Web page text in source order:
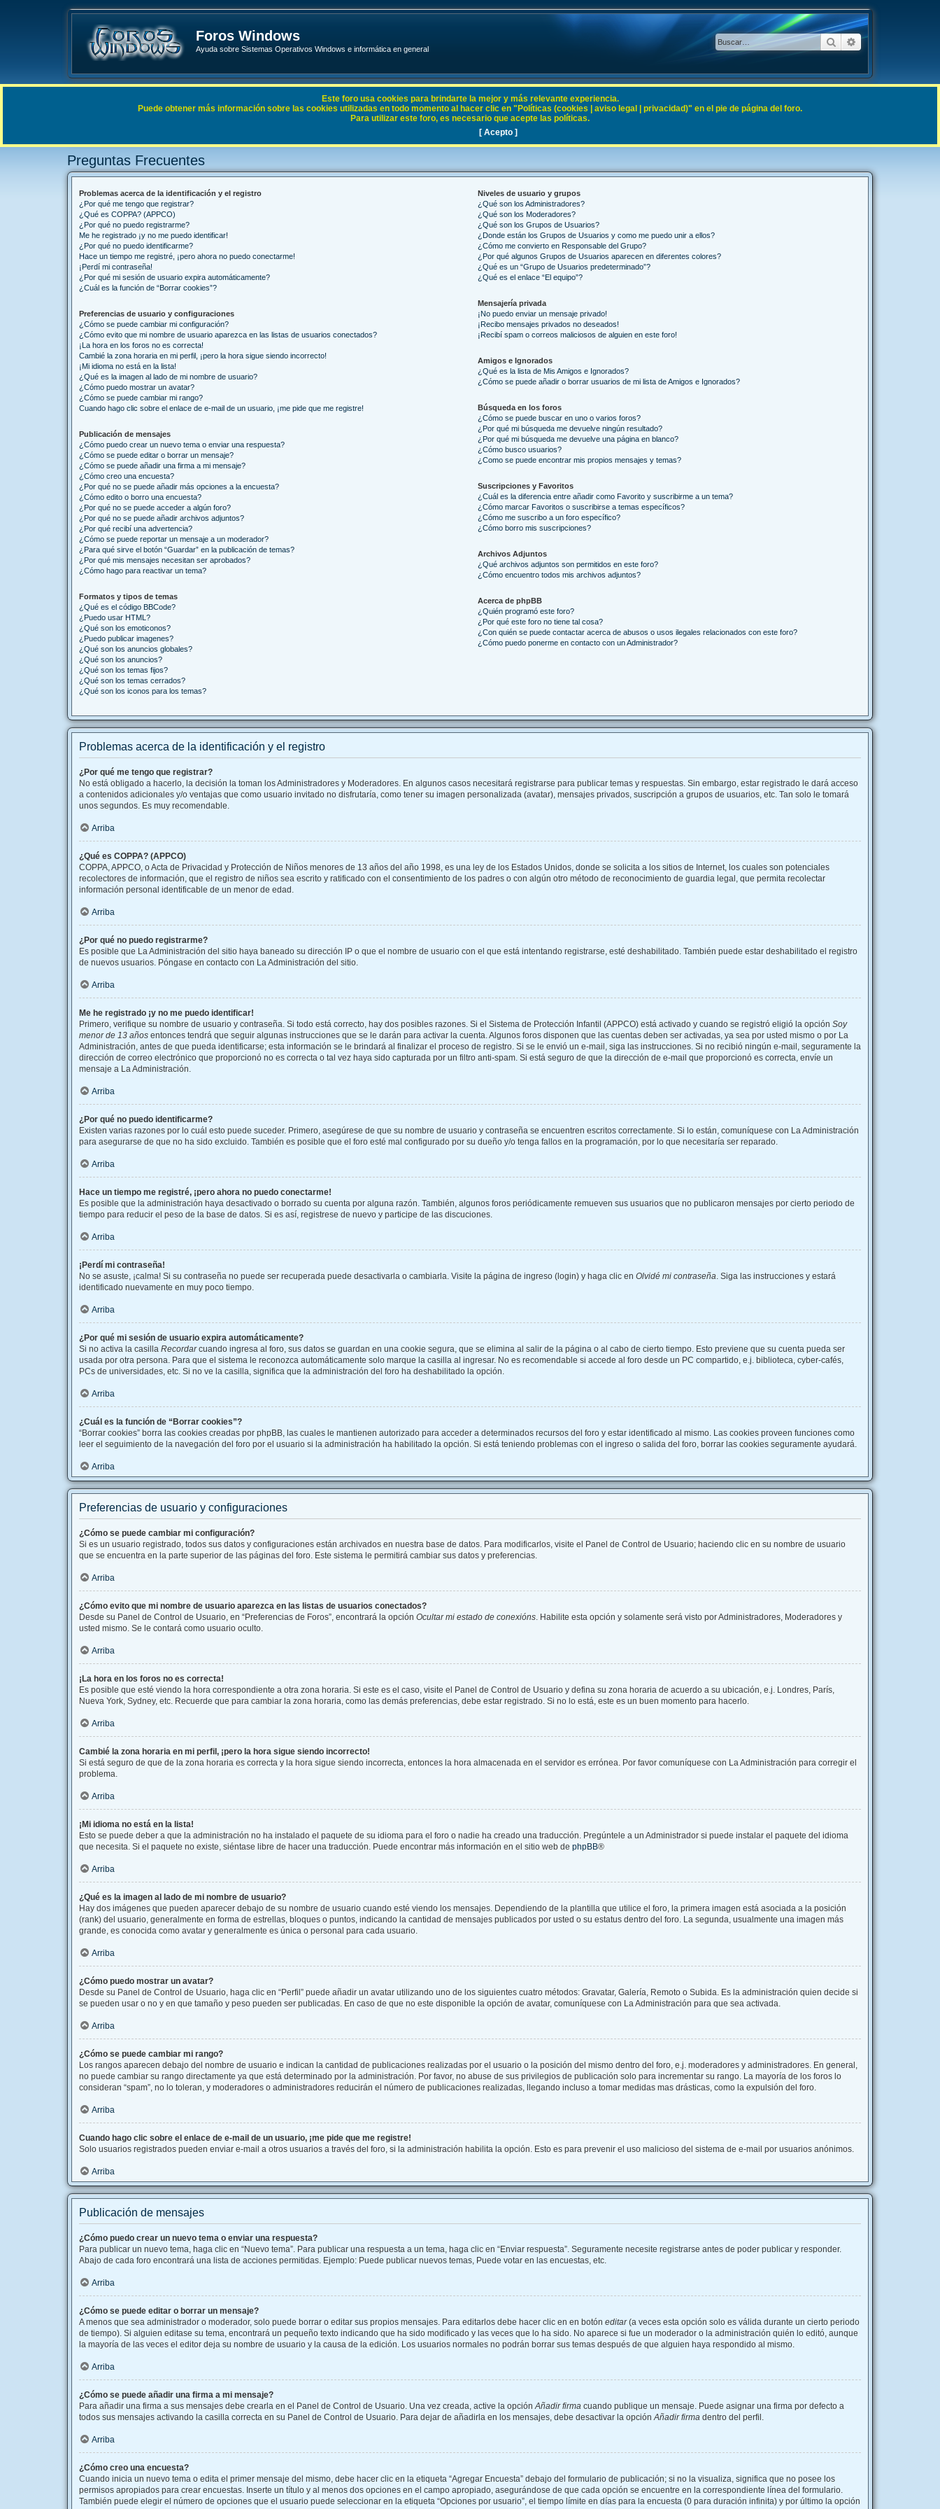
Foros Windows
Ayuda sobre Sistemas Operativos Windows e informática en general
BuscarBúsqueda
Enlaces rápidos FAQ
Preguntas Frecuentes
Problemas acerca de la identificación y el registro
¿Por qué me tengo que registrar?
¿Qué es COPPA? (APPCO)
¿Por qué no puedo registrarme?
Me he registrado ¡y no me puedo identificar!
¿Por qué no puedo identificarme?
Hace un tiempo me registré, ¡pero ahora no puedo conectarme!
¡Perdí mi contraseña!
¿Por qué mi sesión de usuario expira automáticamente?
¿Cuál es la función de “Borrar cookies”?
Preferencias de usuario y configuraciones
¿Cómo se puede cambiar mi configuración?
¿Cómo evito que mi nombre de usuario aparezca en las listas de usuarios conectados?
¡La hora en los foros no es correcta!
Cambié la zona horaria en mi perfil, ¡pero la hora sigue siendo incorrecto!
¡Mi idioma no está en la lista!
¿Qué es la imagen al lado de mi nombre de usuario?
¿Cómo puedo mostrar un avatar?
¿Cómo se puede cambiar mi rango?
Cuando hago clic sobre el enlace de e-mail de un usuario, ¡me pide que me registre!
Publicación de mensajes
¿Cómo puedo crear un nuevo tema o enviar una respuesta?
¿Cómo se puede editar o borrar un mensaje?
¿Cómo se puede añadir una firma a mi mensaje?
¿Cómo creo una encuesta?
¿Por qué no se puede añadir más opciones a la encuesta?
¿Cómo edito o borro una encuesta?
¿Por qué no se puede acceder a algún foro?
¿Por qué no se puede añadir archivos adjuntos?
¿Por qué recibí una advertencia?
¿Cómo se puede reportar un mensaje a un moderador?
¿Para qué sirve el botón “Guardar” en la publicación de temas?
¿Por qué mis mensajes necesitan ser aprobados?
¿Cómo hago para reactivar un tema?
Formatos y tipos de temas
¿Qué es el código BBCode?
¿Puedo usar HTML?
¿Qué son los emoticonos?
¿Puedo publicar imagenes?
¿Qué son los anuncios globales?
¿Qué son los anuncios?
¿Qué son los temas fijos?
¿Qué son los temas cerrados?
¿Qué son los iconos para los temas?
Niveles de usuario y grupos
¿Qué son los Administradores?
¿Qué son los Moderadores?
¿Qué son los Grupos de Usuarios?
¿Donde están los Grupos de Usuarios y como me puedo unir a ellos?
¿Cómo me convierto en Responsable del Grupo?
¿Por qué algunos Grupos de Usuarios aparecen en diferentes colores?
¿Qué es un “Grupo de Usuarios predeterminado”?
¿Qué es el enlace “El equipo”?
Mensajería privada
¡No puedo enviar un mensaje privado!
¡Recibo mensajes privados no deseados!
¡Recibí spam o correos maliciosos de alguien en este foro!
Amigos e Ignorados
¿Qué es la lista de Mis Amigos e Ignorados?
¿Cómo se puede añadir o borrar usuarios de mi lista de Amigos e Ignorados?
Búsqueda en los foros
¿Cómo se puede buscar en uno o varios foros?
¿Por qué mi búsqueda me devuelve ningún resultado?
¿Por qué mi búsqueda me devuelve una página en blanco?
¿Cómo busco usuarios?
¿Como se puede encontrar mis propios mensajes y temas?
Suscripciones y Favoritos
¿Cuál es la diferencia entre añadir como Favorito y suscribirme a un tema?
¿Cómo marcar Favoritos o suscribirse a temas específicos?
¿Cómo me suscribo a un foro específico?
¿Cómo borro mis suscripciones?
Archivos Adjuntos
¿Qué archivos adjuntos son permitidos en este foro?
¿Cómo encuentro todos mis archivos adjuntos?
Acerca de phpBB
¿Quién programó este foro?
¿Por qué este foro no tiene tal cosa?
¿Con quién se puede contactar acerca de abusos o usos ilegales relacionados con este foro?
¿Cómo puedo ponerme en contacto con un Administrador?
Problemas acerca de la identificación y el registro
¿Por qué me tengo que registrar?
No está obligado a hacerlo, la decisión la toman los Administradores y Moderadores. En algunos casos necesitará registrarse para publicar temas y respuestas. Sin embargo, estar registrado le dará acceso
a contenidos adicionales y/o ventajas que como usuario invitado no disfrutaría, como tener su imagen personalizada (avatar), mensajes privados, suscripción a grupos de usuarios, etc. Tan solo le tomará
unos segundos. Es muy recomendable.
Arriba
¿Qué es COPPA? (APPCO)
COPPA, APPCO, o Acta de Privacidad y Protección de Niños menores de 13 años del año 1998, es una ley de los Estados Unidos, donde se solicita a los sitios de Internet, los cuales son potenciales
recolectores de información, que el registro de niños sea escrito y ratificado con el consentimiento de los padres o con algún otro método de reconocimiento de guardia legal, que permita recolectar
información personal identificable de un menor de edad.
Arriba
¿Por qué no puedo registrarme?
Es posible que La Administración del sitio haya baneado su dirección IP o que el nombre de usuario con el que está intentando registrarse, esté deshabilitado. También puede estar deshabilitado el registro
de nuevos usuarios. Póngase en contacto con La Administración del sitio.
Arriba
Me he registrado ¡y no me puedo identificar!
Primero, verifique su nombre de usuario y contraseña. Si todo está correcto, hay dos posibles razones. Si el Sistema de Protección Infantil (APPCO) está activado y cuando se registró eligió la opción Soy
menor de 13 años entonces tendrá que seguir algunas instrucciones que se le darán para activar la cuenta. Algunos foros disponen que las cuentas deben ser activadas, ya sea por usted mismo o por La
Administración, antes de que pueda identificarse; esta información se le brindará al finalizar el proceso de registro. Si se le envió un e-mail, siga las instrucciones. Si no recibió ningún e-mail, seguramente la
dirección de correo electrónico que proporcionó no es correcta o tal vez haya sido capturada por un filtro anti-spam. Si está seguro de que la dirección de e-mail que proporcionó es correcta, envíe un
mensaje a La Administración.
Arriba
¿Por qué no puedo identificarme?
Existen varias razones por lo cuál esto puede suceder. Primero, asegúrese de que su nombre de usuario y contraseña se encuentren escritos correctamente. Si lo están, comuníquese con La Administración
para asegurarse de que no ha sido excluido. También es posible que el foro esté mal configurado por su dueño y/o tenga fallos en la programación, por lo que necesitaría ser reparado.
Arriba
Hace un tiempo me registré, ¡pero ahora no puedo conectarme!
Es posible que la administración haya desactivado o borrado su cuenta por alguna razón. También, algunos foros periódicamente remueven sus usuarios que no publicaron mensajes por cierto periodo de
tiempo para reducir el peso de la base de datos. Si es así, registrese de nuevo y participe de las discuciones.
Arriba
¡Perdí mi contraseña!
No se asuste, ¡calma! Si su contraseña no puede ser recuperada puede desactivarla o cambiarla. Visite la página de ingreso (login) y haga clic en Olvidé mi contraseña. Siga las instrucciones y estará
identificado nuevamente en muy poco tiempo.
Arriba
¿Por qué mi sesión de usuario expira automáticamente?
Si no activa la casilla Recordarcuando ingresa al foro, sus datos se guardan en una cookie segura, que se elimina al salir de la página o al cabo de cierto tiempo. Esto previene que su cuenta pueda ser
usada por otra persona. Para que el sistema le reconozca automáticamente solo marque la casilla al ingresar. No es recomendable si accede al foro desde un PC compartido, e.j. biblioteca, cyber-cafés,
PCs de universidades, etc. Si no ve la casilla, significa que la administración del foro ha deshabilitado la opción.
Arriba
¿Cuál es la función de “Borrar cookies”?
“Borrar cookies” borra las cookies creadas por phpBB, las cuales le mantienen autorizado para acceder a determinados recursos del foro y estar identificado al mismo. Las cookies proveen funciones como
leer el seguimiento de la navegación del foro por el usuario si la administración ha habilitado la opción. Si está teniendo problemas con el ingreso o salida del foro, borrar las cookies seguramente ayudará.
Arriba
Preferencias de usuario y configuraciones
¿Cómo se puede cambiar mi configuración?
Si es un usuario registrado, todos sus datos y configuraciones están archivados en nuestra base de datos. Para modificarlos, visite el Panel de Control de Usuario; haciendo clic en su nombre de usuario
que se encuentra en la parte superior de las páginas del foro. Este sistema le permitirá cambiar sus datos y preferencias.
Arriba
¿Cómo evito que mi nombre de usuario aparezca en las listas de usuarios conectados?
Desde su Panel de Control de Usuario, en “Preferencias de Foros”, encontrará la opción Ocultar mi estado de conexións. Habilite esta opción y solamente será visto por Administradores, Moderadores y
usted mismo. Se le contará como usuario oculto.
Arriba
¡La hora en los foros no es correcta!
Es posible que esté viendo la hora correspondiente a otra zona horaria. Si este es el caso, visite el Panel de Control de Usuario y defina su zona horaria de acuerdo a su ubicación, e.j. Londres, París,
Nueva York, Sydney, etc. Recuerde que para cambiar la zona horaria, como las demás preferencias, debe estar registrado. Si no lo está, este es un buen momento para hacerlo.
Arriba
Cambié la zona horaria en mi perfil, ¡pero la hora sigue siendo incorrecto!
Si está seguro de que de la zona horaria es correcta y la hora sigue siendo incorrecta, entonces la hora almacenada en el servidor es errónea. Por favor comuníquese con La Administración para corregir el
problema.
Arriba
¡Mi idioma no está en la lista!
Esto se puede deber a que la administración no ha instalado el paquete de su idioma para el foro o nadie ha creado una traducción. Pregúntele a un Administrador si puede instalar el paquete del idioma
que necesita. Si el paquete no existe, siéntase libre de hacer una traducción. Puede encontrar más información en el sitio web de phpBB®
Arriba
¿Qué es la imagen al lado de mi nombre de usuario?
Hay dos imágenes que pueden aparecer debajo de su nombre de usuario cuando esté viendo los mensajes. Dependiendo de la plantilla que utilice el foro, la primera imagen está asociada a la posición
(rank) del usuario, generalmente en forma de estrellas, bloques o puntos, indicando la cantidad de mensajes publicados por usted o su estatus dentro del foro. La segunda, usualmente una imagen más
grande, es conocida como avatar y generalmente es única o personal para cada usuario.
Arriba
¿Cómo puedo mostrar un avatar?
Desde su Panel de Control de Usuario, haga clic en “Perfil” puede añadir un avatar utilizando uno de los siguientes cuatro métodos: Gravatar, Galería, Remoto o Subida. Es la administración quien decide si
se pueden usar o no y en que tamaño y peso pueden ser publicadas. En caso de que no este disponible la opción de avatar, comuníquese con La Administración para que sea activada.
Arriba
¿Cómo se puede cambiar mi rango?
Los rangos aparecen debajo del nombre de usuario e indican la cantidad de publicaciones realizadas por el usuario o la posición del mismo dentro del foro, e.j. moderadores y administradores. En general,
no puede cambiar su rango directamente ya que está determinado por la administración. Por favor, no abuse de sus privilegios de publicación solo para incrementar su rango. La mayoría de los foros lo
consideran “spam”, no lo toleran, y moderadores o administradores reducirán el número de publicaciones realizadas, llegando incluso a tomar medidas mas drásticas, como la expulsión del foro.
Arriba
Cuando hago clic sobre el enlace de e-mail de un usuario, ¡me pide que me registre!
Solo usuarios registrados pueden enviar e-mail a otros usuarios a través del foro, si la administración habilita la opción. Esto es para prevenir el uso malicioso del sistema de e-mail por usuarios anónimos.
Arriba
Publicación de mensajes
¿Cómo puedo crear un nuevo tema o enviar una respuesta?
Para publicar un nuevo tema, haga clic en “Nuevo tema”. Para publicar una respuesta a un tema, haga clic en “Enviar respuesta”. Seguramente necesite registrarse antes de poder publicar y responder.
Abajo de cada foro encontrará una lista de acciones permitidas. Ejemplo: Puede publicar nuevos temas, Puede votar en las encuestas, etc.
Arriba
¿Cómo se puede editar o borrar un mensaje?
A menos que sea administrador o moderador, solo puede borrar o editar sus propios mensajes. Para editarlos debe hacer clic en en botón editar(a veces esta opción solo es válida durante un cierto periodo
de tiempo). Si alguien editase su tema, encontrará un pequeño texto indicando que ha sido modificado y las veces que lo ha sido. No aparece si fue un moderador o la administración quién lo editó, aunque
la mayoría de las veces el editor deja su nombre de usuario y la causa de la edición. Los usuarios normales no podrán borrar sus temas después de que alguien haya respondido al mismo.
Arriba
¿Cómo se puede añadir una firma a mi mensaje?
Para añadir una firma a sus mensajes debe crearla en el Panel de Control de Usuario. Una vez creada, active la opciónAñadir firma cuando publique un mensaje. Puede asignar una firma por defecto a
todos sus mensajes activando la casilla correcta en su Panel de Control de Usuario. Para dejar de añadirla en los mensajes, debe desactivar la opciónAñadir firma dentro del perfil.
Arriba
¿Cómo creo una encuesta?
Cuando inicia un nuevo tema o edita el primer mensaje del mismo, debe hacer clic en la etiqueta “Agregar Encuesta” debajo del formulario de publicación; si no la visualiza, significa que no posee los
permisos apropiados para crear encuestas. Inserte un título y al menos dos opciones en el campo apropiado, asegurándose de que cada opción se encuentre en la correspondiente línea del formulario.
También puede elegir el número de opciones que el usuario puede seleccionar en la etiqueta “Opciones por usuario”, el tiempo límite en días para la encuesta (0 para duración infinita) y por último la opción
Este foro usa cookies para brindarte la mejor y más relevante experiencia.
Puede obtener más información sobre las cookies utilizadas en todo momento al hacer clic en "Políticas (cookies | aviso legal | privacidad)" en el pie de página del foro.
Para utilizar este foro, es necesario que acepte las políticas.
[ Acepto ]